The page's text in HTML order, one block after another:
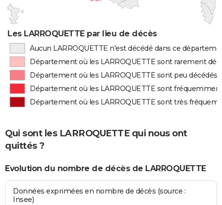
Les LARROQUETTE par lieu de décès
Aucun LARROQUETTE n'est décédé dans ce
Département où les LARROQUETTE sont rarement
Département où les LARROQUETTE sont peu décédés
Département où les LARROQUETTE sont
Département où les LARROQUETTE sont très
Qui sont les LARROQUETTE qui nous ont
quittés ?
Evolution du nombre de décès de LARROQUETTE
Données exprimées en nombre de décès (source :
Insee)